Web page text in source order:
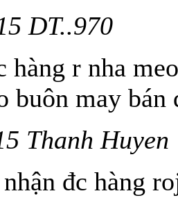
DT..970
hàng r nha
buôn may
Thanh Huyen
đc hàng